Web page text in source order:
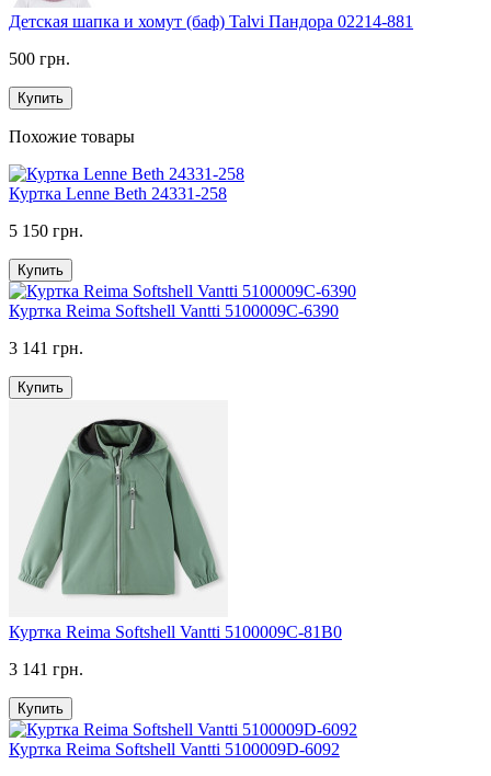
Детская шапка и хомут (баф) Talvi Пандора 02214-881
500 грн.
Купить
Похожие товары
Куртка Lenne Beth 24331-258
5 150 грн.
Купить
Куртка Reima Softshell Vantti 5100009C-6390
3 141 грн.
Купить
Куртка Reima Softshell Vantti 5100009C-81B0
3 141 грн.
Купить
Куртка Reima Softshell Vantti 5100009D-6092